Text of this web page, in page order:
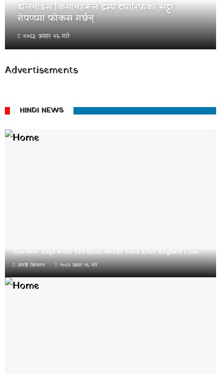
इलिनोइस किसानहरूले ट्रम्प ट्यारिफको सट्टा
रोपणमा फोकस गर्छन्
२०८३ असार २६ गते
Advertisements
HINDI NEWS
Gambhir Says India T20 Reset Needs Time After England Loss
आरडी क्रिएशन २०८३ असार २६ गते